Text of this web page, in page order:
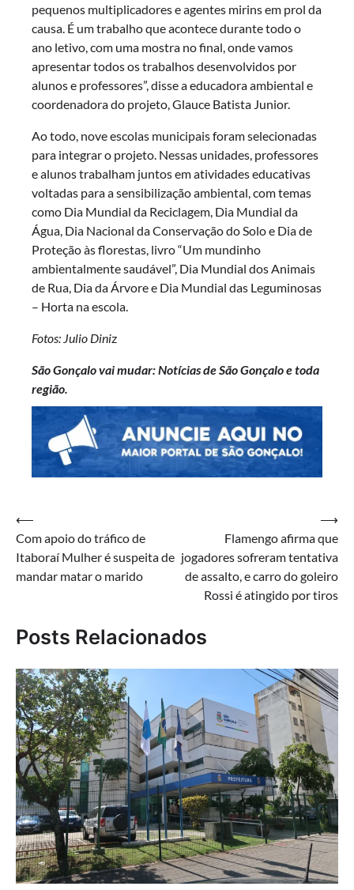
pequenos multiplicadores e agentes mirins em prol da
causa. É um trabalho que acontece durante todo o
ano letivo, com uma mostra no final, onde vamos
apresentar todos os trabalhos desenvolvidos por
alunos e professores”, disse a educadora ambiental e
coordenadora do projeto, Glauce Batista Junior.
Ao todo, nove escolas municipais foram selecionadas
para integrar o projeto. Nessas unidades, professores
e alunos trabalham juntos em atividades educativas
voltadas para a sensibilização ambiental, com temas
como Dia Mundial da Reciclagem, Dia Mundial da
Água, Dia Nacional da Conservação do Solo e Dia de
Proteção às florestas, livro “Um mundinho
ambientalmente saudável”, Dia Mundial dos Animais
de Rua, Dia da Árvore e Dia Mundial das Leguminosas
– Horta na escola.
Fotos: Julio Diniz
São Gonçalo vai mudar: Notícias de São Gonçalo e toda
região.
Navegação
de
Post
⟵
Com apoio do tráfico de
Itaboraí Mulher é suspeita de
mandar matar o marido
Flamengo afirma que
jogadores sofreram tentativa
de assalto, e carro do goleiro
Rossi é atingido por tiros
⟶
Posts Relacionados